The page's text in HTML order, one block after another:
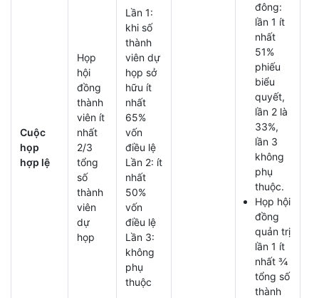
Cuộc
họp
hợp lệ
Họp
hội
đồng
thành
viên ít
nhất
2/3
tổng
số
thành
viên
dự
họp
Lần 1:
khi số
thành
viên dự
họp sở
hữu ít
nhất
65%
vốn
điều lệ
Lần 2: ít
nhất
50%
vốn
điều lệ
Lần 3:
không
phụ
thuộc
đông:
lần 1 ít
nhất
51%
phiếu
biểu
quyết,
lần 2 là
33%,
lần 3
không
phụ
thuộc.
Họp hội
đồng
quản trị
lần 1 ít
nhất ¾
tổng số
thành